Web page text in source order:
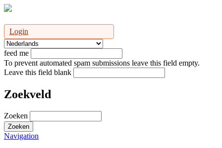
Login
feed me
To prevent automated spam submissions leave this field empty.
Leave this field blank
Zoekveld
Zoeken
Navigation